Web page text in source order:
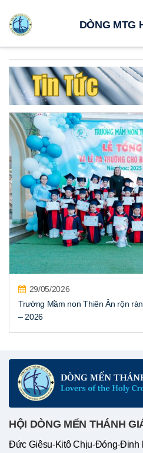
29/05/2026
Trường Mầm non Thiên Ân rộn
– 2026
HỘI DÒNG MẾN THÁNH
Đức Giêsu-Kitô Chịu-Đóng-Đinh
DÒNG MTG